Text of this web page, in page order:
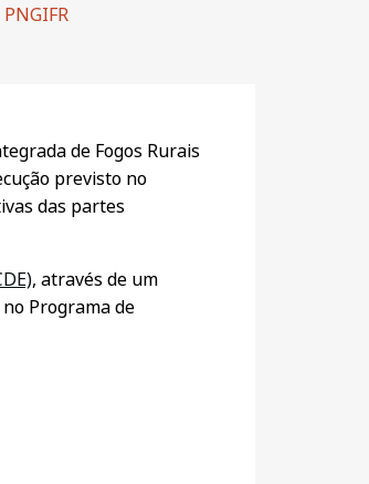
de Fogos Rurais
previsto no
das partes
, através de um
Programa de